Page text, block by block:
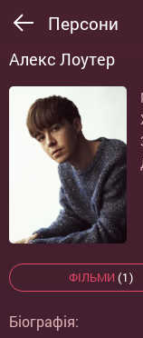
Персони
Алекс Лоутер
ФІЛЬМИ (1)
Біографія: